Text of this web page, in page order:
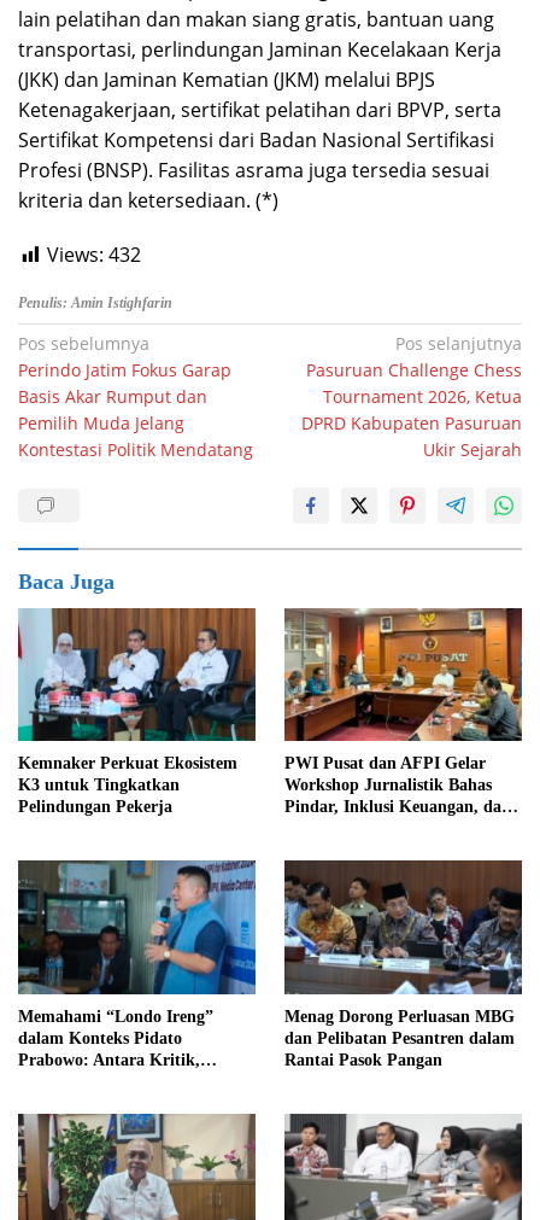
lain pelatihan dan makan siang gratis, bantuan uang
transportasi, perlindungan Jaminan Kecelakaan Kerja
(JKK) dan Jaminan Kematian (JKM) melalui BPJS
Ketenagakerjaan, sertifikat pelatihan dari BPVP, serta
Sertifikat Kompetensi dari Badan Nasional Sertifikasi
Profesi (BNSP). Fasilitas asrama juga tersedia sesuai
kriteria dan ketersediaan. (*)
Views: 432
Penulis: Amin Istighfarin
Navigasi
pos
Pos sebelumnya
Perindo Jatim Fokus Garap
Basis Akar Rumput dan
Pemilih Muda Jelang
Kontestasi Politik Mendatang
Pos selanjutnya
Pasuruan Challenge Chess
Tournament 2026, Ketua
DPRD Kabupaten Pasuruan
Ukir Sejarah
Baca Juga
Kemnaker Perkuat Ekosistem
K3 untuk Tingkatkan
Pelindungan Pekerja
PWI Pusat dan AFPI Gelar
Workshop Jurnalistik Bahas
Pindar, Inklusi Keuangan, dan
Memahami “Londo Ireng”
dalam Konteks Pidato
Prabowo: Antara Kritik,
Menag Dorong Perluasan MBG
dan Pelibatan Pesantren dalam
Rantai Pasok Pangan